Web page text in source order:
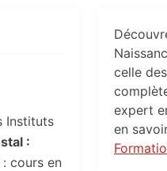
Instituts
:
cours en
celle
expert
en